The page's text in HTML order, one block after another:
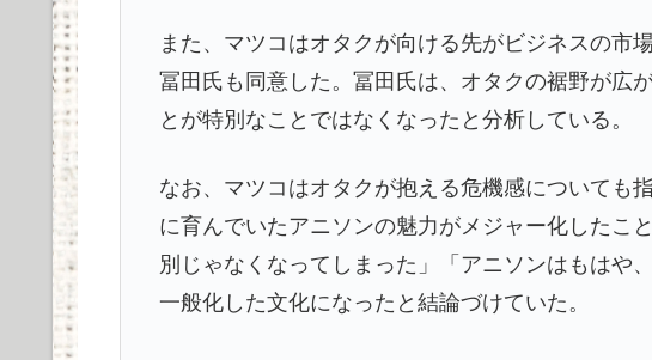
また、マツコはオタクが向ける先がビジネスの市
冨田氏も同意した。冨田氏は、オタクの裾野が広
とが特別なことではなくなったと分析している。
なお、マツコはオタクが抱える危機感についても
に育んでいたアニソンの魅力がメジャー化したこ
別じゃなくなってしまった」「アニソンはもはや
一般化した文化になったと結論づけていた。